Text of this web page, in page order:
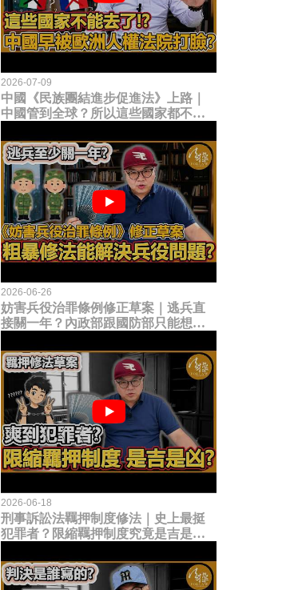
2026-07-09
中國《民族團結進步促進法》上路｜
中國管到全球？所以這些國家都不能
臉？
2026-06-26
妨害兵役治罪條例修正草案｜逃兵直
接關一年？內政部跟國防部只能想到
題？
2026-06-18
刑事訴訟法羈押制度修法｜史上最挺
犯罪者？限縮羈押制度究竟是吉是